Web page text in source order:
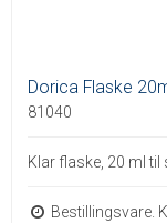
Dorica Flaske
81040
Klar flaske, 20 ml til
Bestillingsvare.